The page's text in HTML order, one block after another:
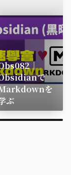
｜
で
を
ぶ